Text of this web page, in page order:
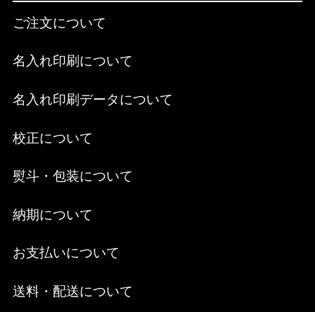
ご注文について
名入れ印刷について
名入れ印刷データについて
校正について
熨斗・包装について
納期について
お支払いについて
送料・配送について